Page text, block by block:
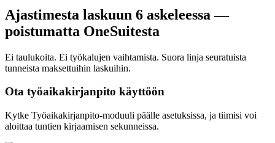
Ajastimesta laskuun 6 askeleessa —
poistumatta OneSuitesta
Ei taulukoita. Ei työkalujen vaihtamista. Suora linja seuratuista
tunneista maksettuihin laskuihin.
Ota työaikakirjanpito käyttöön
Kytke Työaikakirjanpito-moduuli päälle asetuksissa, ja tiimisi voi
aloittaa tuntien kirjaamisen sekunneissa.